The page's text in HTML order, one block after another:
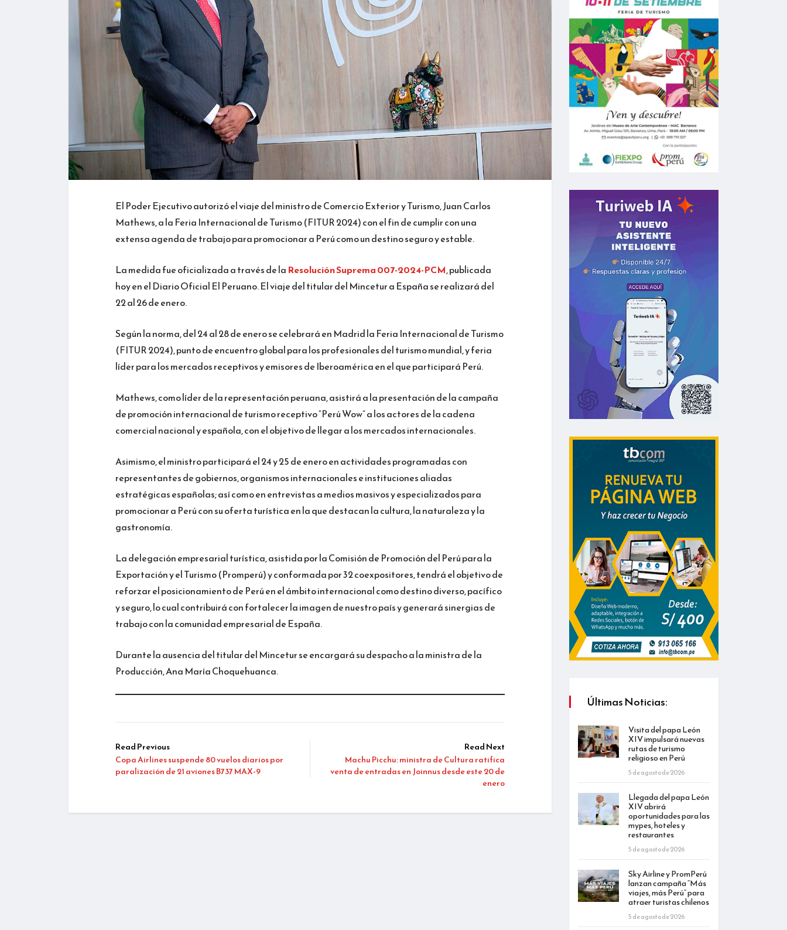
El Poder Ejecutivo autorizó el viaje del ministro de Comercio Exterior y Turismo, Juan Carlos
Mathews, a la Feria Internacional de Turismo (FITUR 2024) con el fin de cumplir con una
extensa agenda de trabajo para promocionar a Perú como un destino seguro y estable.
La medida fue oficializada a través de la Resolución Suprema 007-2024-PCM, publicada
hoy en el Diario Oficial El Peruano. El viaje del titular del Mincetur a España se realizará del
22 al 26 de enero.
Según la norma, del 24 al 28 de enero se celebrará en Madrid la Feria Internacional de Turismo
(FITUR 2024), punto de encuentro global para los profesionales del turismo mundial, y feria
líder para los mercados receptivos y emisores de Iberoamérica en el que participará Perú.
Mathews, como líder de la representación peruana, asistirá a la presentación de la campaña
de promoción internacional de turismo receptivo “Perú Wow” a los actores de la cadena
comercial nacional y española, con el objetivo de llegar a los mercados internacionales.
Asimismo, el ministro participará el 24 y 25 de enero en actividades programadas con
representantes de gobiernos, organismos internacionales e instituciones aliadas
estratégicas españolas; así como en entrevistas a medios masivos y especializados para
promocionar a Perú con su oferta turística en la que destacan la cultura, la naturaleza y la
gastronomía.
La delegación empresarial turística, asistida por la Comisión de Promoción del Perú para la
Exportación y el Turismo (Promperú) y conformada por 32 coexpositores, tendrá el objetivo de
reforzar el posicionamiento de Perú en el ámbito internacional como destino diverso, pacífico
y seguro, lo cual contribuirá con fortalecer la imagen de nuestro país y generará sinergias de
trabajo con la comunidad empresarial de España.
Durante la ausencia del titular del Mincetur se encargará su despacho a la ministra de la
Producción, Ana María Choquehuanca.
Read Previous
Copa Airlines suspende 80 vuelos diarios por
paralización de 21 aviones B737 MAX-9
Read Next
Machu Picchu: ministra de Cultura ratifica
venta de entradas en Joinnus desde este 20 de
enero
Últimas Noticias:
Visita del papa León
XIV impulsará nuevas
rutas de turismo
religioso en Perú
5 de agosto de 2026
Llegada del papa León
XIV abrirá
oportunidades para las
mypes, hoteles y
restaurantes
5 de agosto de 2026
Sky Airline y PromPerú
lanzan campaña “Más
viajes, más Perú” para
atraer turistas chilenos
5 de agosto de 2026